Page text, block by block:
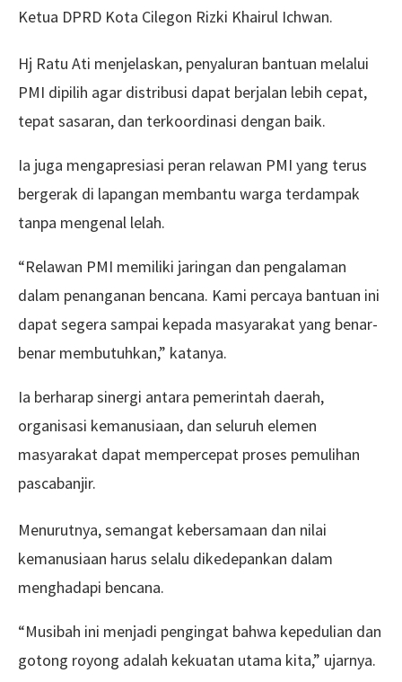
Ketua DPRD Kota Cilegon Rizki Khairul Ichwan.
Hj Ratu Ati menjelaskan, penyaluran bantuan melalui
PMI dipilih agar distribusi dapat berjalan lebih cepat,
tepat sasaran, dan terkoordinasi dengan baik.
Ia juga mengapresiasi peran relawan PMI yang terus
bergerak di lapangan membantu warga terdampak
tanpa mengenal lelah.
“Relawan PMI memiliki jaringan dan pengalaman
dalam penanganan bencana. Kami percaya bantuan ini
dapat segera sampai kepada masyarakat yang benar-
benar membutuhkan,” katanya.
Ia berharap sinergi antara pemerintah daerah,
organisasi kemanusiaan, dan seluruh elemen
masyarakat dapat mempercepat proses pemulihan
pascabanjir.
Menurutnya, semangat kebersamaan dan nilai
kemanusiaan harus selalu dikedepankan dalam
menghadapi bencana.
“Musibah ini menjadi pengingat bahwa kepedulian dan
gotong royong adalah kekuatan utama kita,” ujarnya.